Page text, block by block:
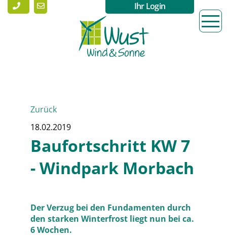
Ihr Login
Zurück
18.02.2019
Baufortschritt KW 7
- Windpark Morbach
Der Verzug bei den Fundamenten durch
den starken Winterfrost liegt nun bei ca.
6 Wochen.